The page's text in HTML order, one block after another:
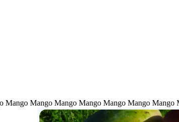
Mango Mango Mango Mango Mango Mango